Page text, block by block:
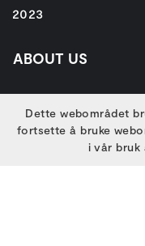
2023
ABOUT US
GET IN TOUCH
Dette webområdet
fortsette å bruke
i vår bruk